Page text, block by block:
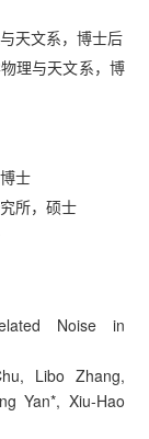
天文系，博士后
理与天文系，博
士
所，硕士
Noise in
Libo Zhang,
Yan*, Xiu-Hao